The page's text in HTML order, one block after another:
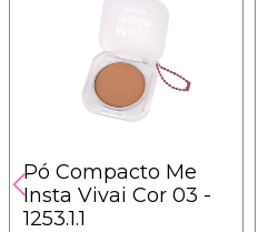
Pó Compacto Me
Insta Vivai Cor 03 -
1253.1.1